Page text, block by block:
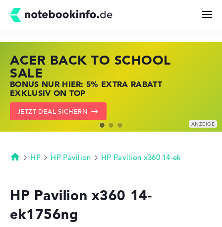
Kaufberatung
Technik & Wissen
Deals
ACER BACK TO SCHOOL
SALE
BONUS NUR HIER: 5% EXTRA RABATT
EXKLUSIV ON TOP
JETZT DEAL SICHERN
HP STORE SSV DEALS
JETZT ZUGREIFEN: NOTEBOOKS BEI HP
KRÄFTIG REDUZIERT
ZU DEN HP ANGEBOTEN
LENOVO LAPTOP DEALS
NOTEBOOKS BEI LENOVO JETZT
KRÄFTIG REDUZIERT
LENOVO DEALS ZEIGEN
Startseite
HP HP Pavilion HP Pavilion x360 14-ek
HP Pavilion x360 14-
ek1756ng